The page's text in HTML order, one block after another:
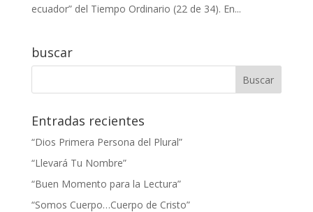
ecuador” del Tiempo Ordinario (22 de 34). En...
buscar
Entradas recientes
“Dios Primera Persona del Plural”
“Llevará Tu Nombre”
“Buen Momento para la Lectura”
“Somos Cuerpo…Cuerpo de Cristo”